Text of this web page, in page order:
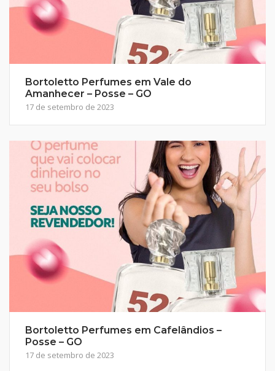
Bortoletto Perfumes em Vale do
Amanhecer – Posse – GO
17 de setembro de 2023
Bortoletto Perfumes em Cafelândios –
Posse – GO
17 de setembro de 2023